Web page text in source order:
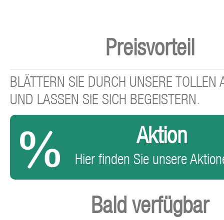
Preisvorteil
BLÄTTERN SIE DURCH UNSERE TOLLEN
UND LASSEN SIE SICH BEGEISTERN.
Aktion
Hier finden Sie unsere
Bald verfügbar